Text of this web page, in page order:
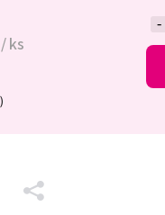
/ ks